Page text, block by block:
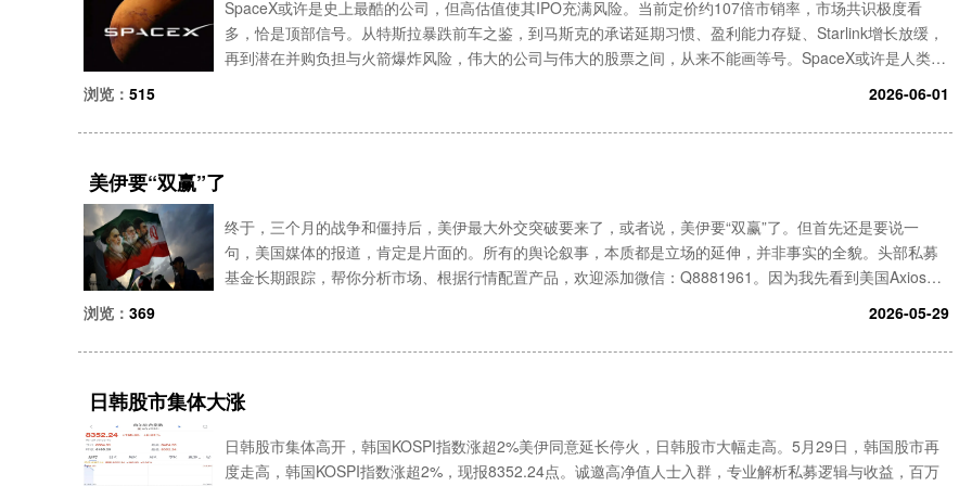
SpaceX或许是史上最酷的公司，但高估值使其IPO充满风险。当前定价约107倍市销率，市场共识极度看
多，恰是顶部信号。从特斯拉暴跌前车之鉴，到马斯克的承诺延期习惯、盈利能力存疑、Starlink增长放缓，
再到潜在并购负担与火箭爆炸风险，伟大的公司与伟大的股票之间，从来不能画等号。SpaceX或许是人类有
浏览： 515 2026-06-01
美伊要“双赢”了
终于，三个月的战争和僵持后，美伊最大外交突破要来了，或者说，美伊要“双赢”了。但首先还是要说一
句，美国媒体的报道，肯定是片面的。所有的舆论叙事，本质都是立场的延伸，并非事实的全貌。头部私募
基金长期跟踪，帮你分析市场、根据行情配置产品，欢迎添加微信：Q8881961。因为我先看到美国Axios网
浏览： 369 2026-05-29
日韩股市集体大涨
日韩股市集体高开，韩国KOSPI指数涨超2%美伊同意延长停火，日韩股市大幅走高。5月29日，韩国股市再
度走高，韩国KOSPI指数涨超2%，现报8352.24点。诚邀高净值人士入群，专业解析私募逻辑与收益，百万